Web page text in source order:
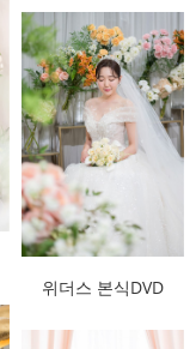
위더스 본식DVD